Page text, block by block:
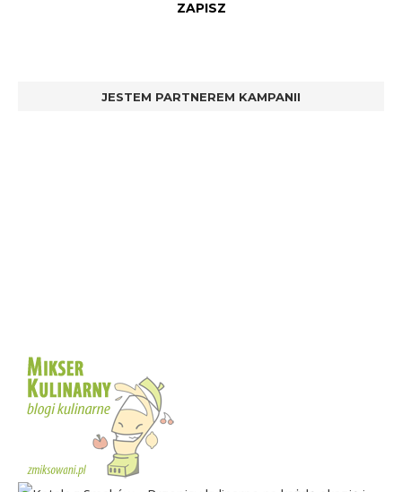
JESTEM PARTNEREM KAMPANII